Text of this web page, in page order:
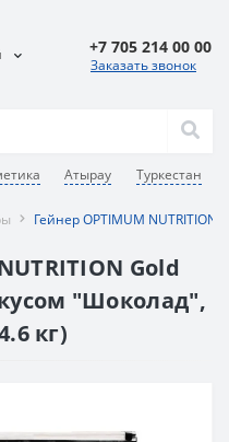
Атырау Туркестан
+7 705 214 00 00
Заказать звонок
Гейнер OPTIMUM NUTRITION
Gold
"Шоколад",
кг)